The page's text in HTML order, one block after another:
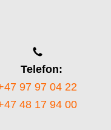
Telefon:
97 97 04 22
48 17 94 00